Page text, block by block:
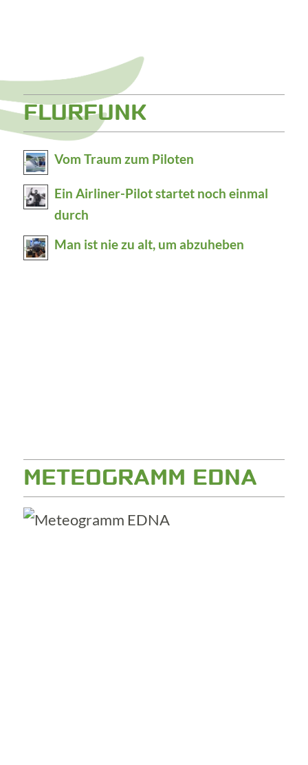
FLURFUNK
Vom Traum zum Piloten
Ein Airliner-Pilot startet noch einmal
durch
Man ist nie zu alt, um abzuheben
METEOGRAMM EDNA